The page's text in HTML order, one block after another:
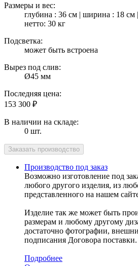
Размеры и вес:
глубина : 36 см | ширина : 18 см
нетто: 30 кг
Подсветка:
может быть встроена
Вырез под слив:
Ø45 мм
Последняя цена:
153 300 ₽
В наличии на складе:
0 шт.
Производство под заказ
Возможно изготовление под
любого другого изделия, из
представленного на нашем
Изделие так же может быть
размерам и любому другому
достаточно фотографии,
подписания Договора поставки.
Подробнее